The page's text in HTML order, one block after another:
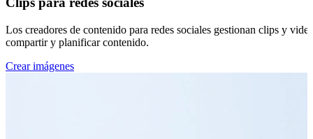
Los creadores de contenido para redes sociales gestionan clips y
compartir y planificar contenido.
Crear imágenes